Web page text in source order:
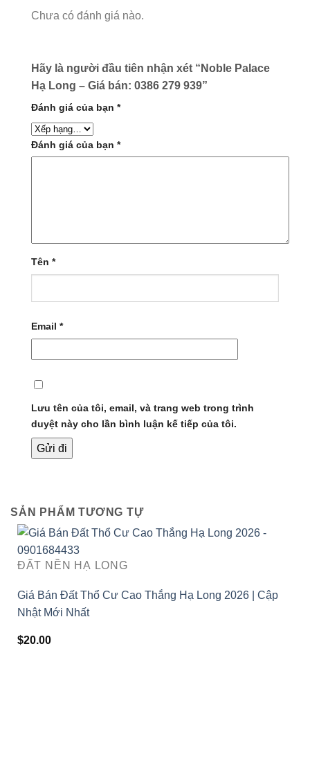
Chưa có đánh giá nào.
Hãy là người đầu tiên nhận xét “Noble Palace
Hạ Long – Giá bán: 0386 279 939”
Đánh giá của bạn *
Đánh giá của bạn *
Tên *
Email *
Lưu tên của tôi, email, và trang web trong trình
duyệt này cho lần bình luận kế tiếp của tôi.
SẢN PHẨM TƯƠNG TỰ
ĐẤT NỀN HẠ LONG
Giá Bán Đất Thổ Cư Cao Thắng Hạ Long 2026 | Cập
Nhật Mới Nhất
$20.00